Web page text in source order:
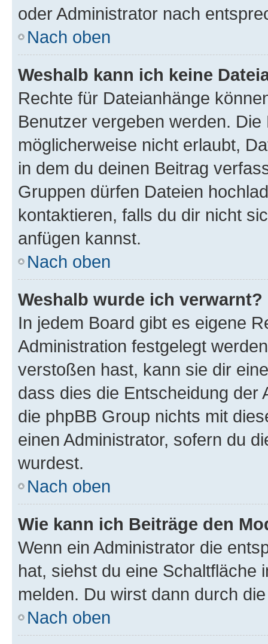
oder Administrator nach
Nach oben
Weshalb kann ich keine
Rechte für Dateianhänge
Benutzer vergeben werden.
möglicherweise nicht erlaubt,
in dem du deinen Beitrag
Gruppen dürfen Dateien
kontaktieren, falls du dir nicht
anfügen kannst.
Nach oben
Weshalb wurde ich verwarnt?
In jedem Board gibt es eigene
Administration festgelegt
verstoßen hast, kann sie dir
dass dies die Entscheidung der
die phpBB Group nichts mit
einen Administrator, sofern du
wurdest.
Nach oben
Wie kann ich Beiträge den
Wenn ein Administrator die
hat, siehst du eine Schaltfläche
melden. Du wirst dann durch
Nach oben